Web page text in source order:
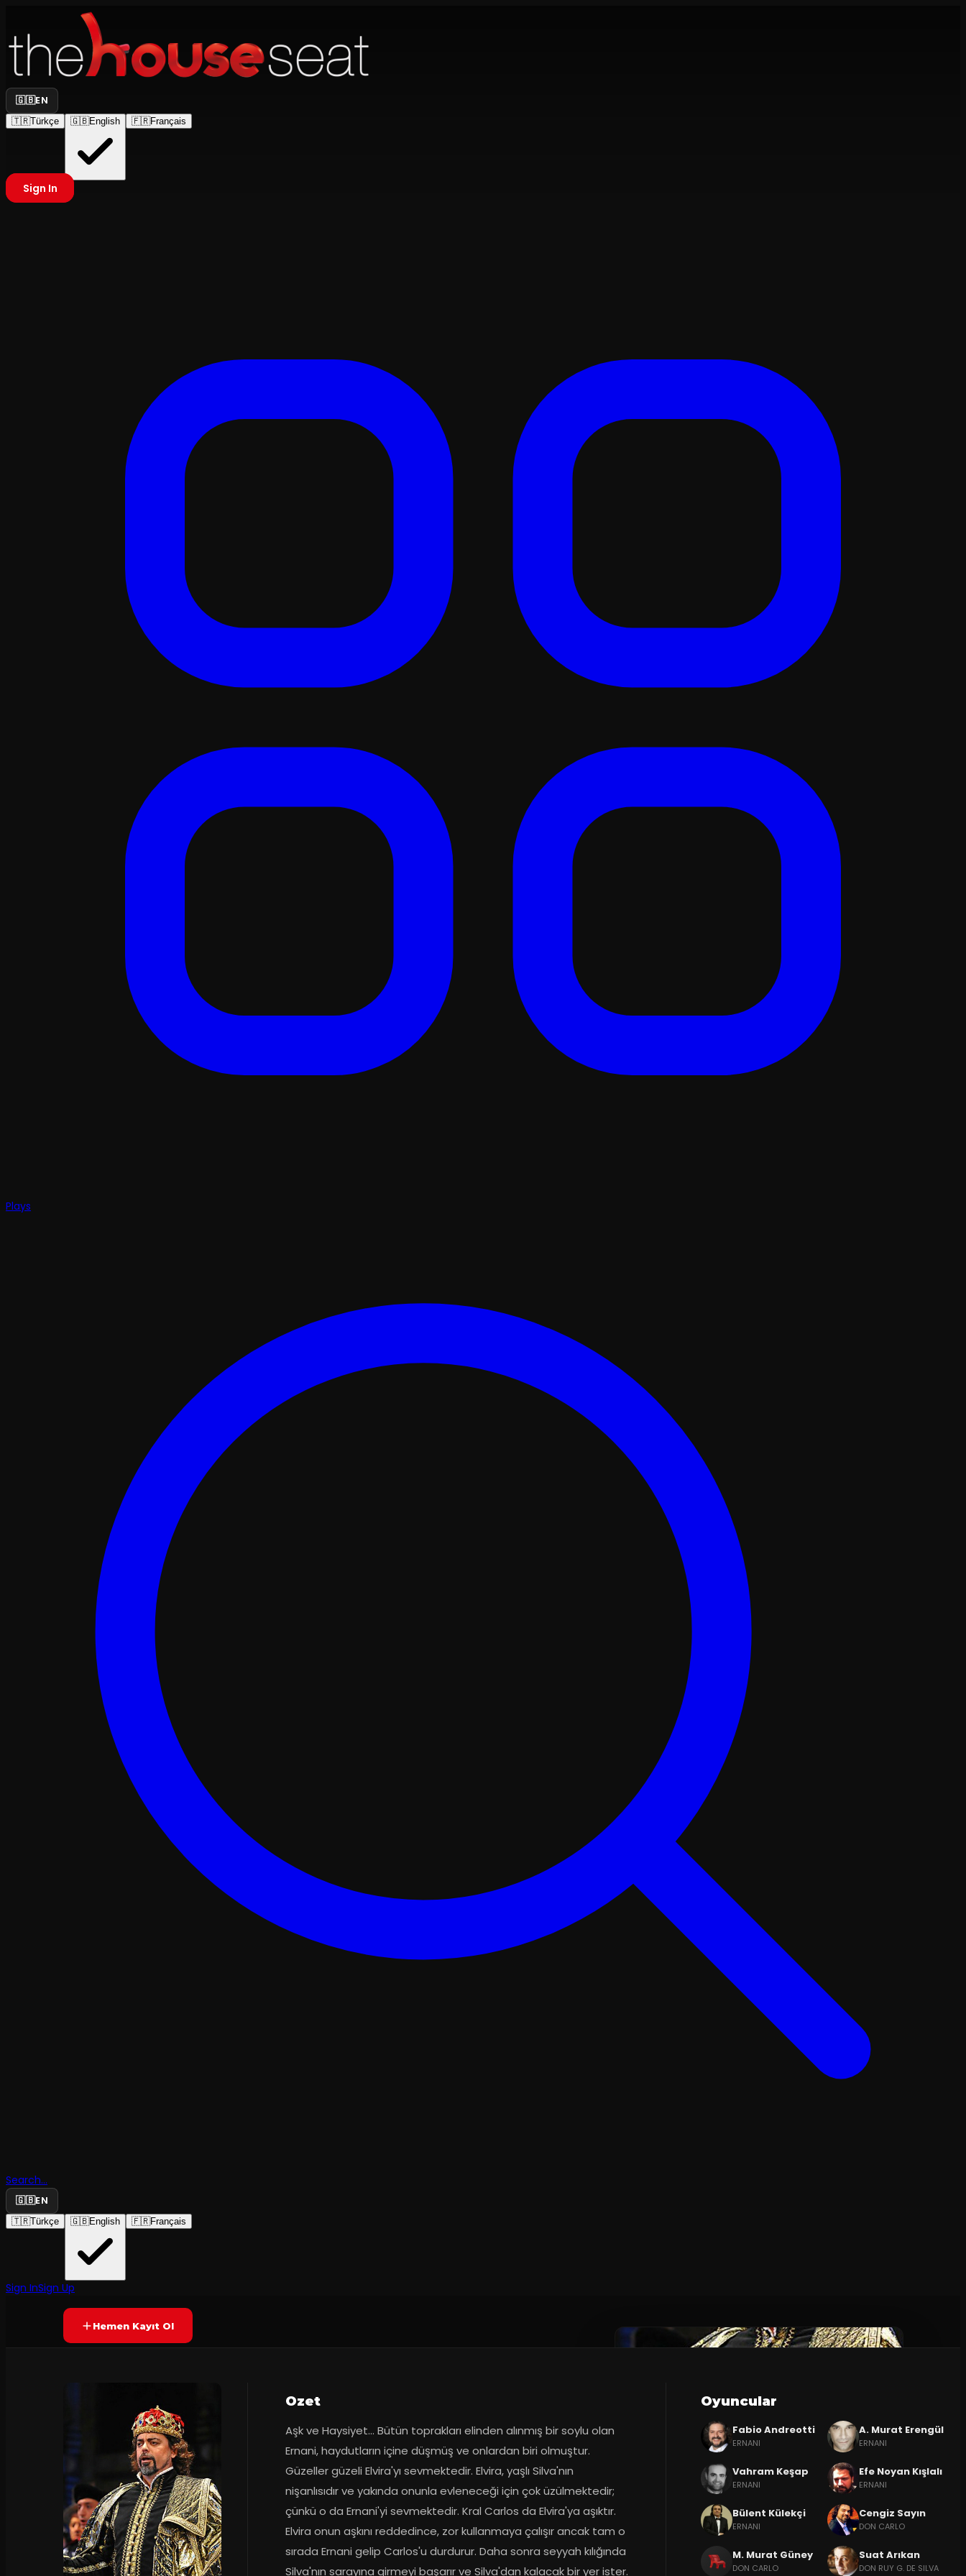
🇬🇧EN
🇹🇷Türkçe 🇬🇧English 🇫🇷Français
Sign In
Plays
Search...
🇬🇧EN
🇹🇷Türkçe 🇬🇧English 🇫🇷Français
Sign InSign Up
Ernani
İstanbul Devlet Opera ve Balesi
YAKINDA
Hemen Kayıt Ol
Ozet
Aşk ve Haysiyet... Bütün toprakları elinden alınmış bir soylu olan
Ernani, haydutların içine düşmüş ve onlardan biri olmuştur.
Güzeller güzeli Elvira'yı sevmektedir. Elvira, yaşlı Silva'nın
nişanlısıdır ve yakında onunla evleneceği için çok üzülmektedir;
çünkü o da Ernani'yi sevmektedir. Kral Carlos da Elvira'ya aşıktır.
Elvira onun aşkını reddedince, zor kullanmaya çalışır ancak tam o
sırada Ernani gelip Carlos'u durdurur. Daha sonra seyyah kılığında
Silva'nın sarayına girmeyi başarır ve Silva'dan kalacak bir yer ister.
Oyuncular
Fabio Andreotti
ERNANI
A. Murat Erengül
ERNANI
Vahram Keşap
ERNANI
Efe Noyan Kışlalı
ERNANI
Bülent Külekçi
ERNANI
Cengiz Sayın
DON CARLO
M. Murat Güney
DON CARLO
Suat Arıkan
DON RUY G. DE SILVA